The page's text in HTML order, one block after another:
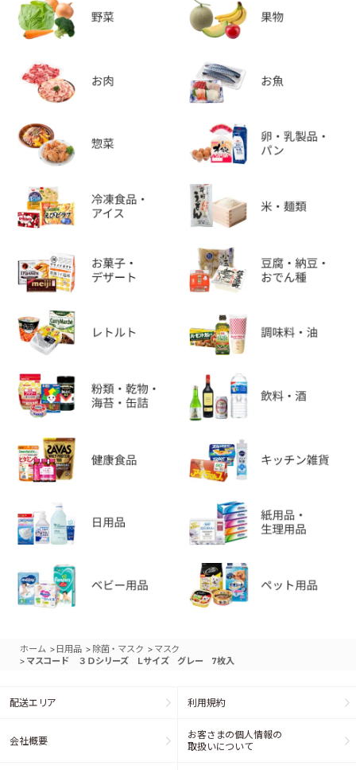
ホーム > 日用品 > 除菌・マスク > マスク
> マスコード ３Ｄシリーズ Lサイズ グレー 7枚入
配送エリア 利用規約
会社概要
お客さまの個人情報の
取扱いについて